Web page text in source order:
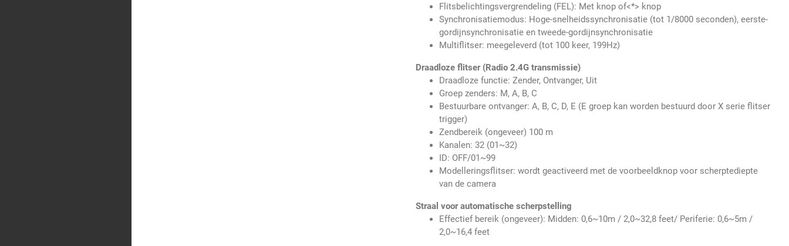
Flitsbelichtingsvergrendeling (FEL): Met knop of<*> knop
Synchronisatiemodus: Hoge-snelheidssynchronisatie (tot 1/8000 seconden), eerste-
gordijnsynchronisatie en tweede-gordijnsynchronisatie
Multiflitser: meegeleverd (tot 100 keer, 199Hz)
Draadloze flitser (Radio 2.4G transmissie)
Draadloze functie: Zender, Ontvanger, Uit
Groep zenders: M, A, B, C
Bestuurbare ontvanger: A, B, C, D, E (E groep kan worden bestuurd door X serie flitser
trigger)
Zendbereik (ongeveer) 100 m
Kanalen: 32 (01~32)
ID: OFF/01~99
Modelleringsflitser: wordt geactiveerd met de voorbeeldknop voor scherptediepte
van de camera
Straal voor automatische scherpstelling
Effectief bereik (ongeveer): Midden: 0,6~10m / 2,0~32,8 feet/ Periferie: 0,6~5m /
2,0~16,4 feet